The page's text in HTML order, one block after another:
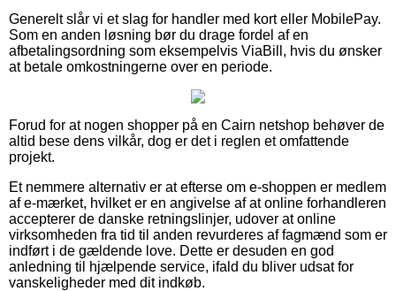
Generelt slår vi et slag for handler med kort eller MobilePay.
Som en anden løsning bør du drage fordel af en
afbetalingsordning som eksempelvis ViaBill, hvis du ønsker
at betale omkostningerne over en periode.
Forud for at nogen shopper på en Cairn netshop behøver de
altid bese dens vilkår, dog er det i reglen et omfattende
projekt.
Et nemmere alternativ er at efterse om e-shoppen er medlem
af e-mærket, hvilket er en angivelse af at online forhandleren
accepterer de danske retningslinjer, udover at online
virksomheden fra tid til anden revurderes af fagmænd som er
indført i de gældende love. Dette er desuden en god
anledning til hjælpende service, ifald du bliver udsat for
vanskeligheder med dit indkøb.